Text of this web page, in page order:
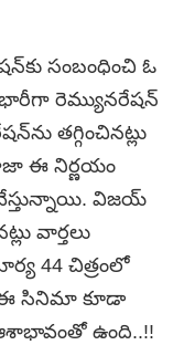
సంబంధించి ఓ
భారీగా రెమ్యునరేషన్‌
తగ్గించినట్లు
ఈ నిర్ణయం
వేస్తున్నాయి. విజయ్‌
వార్తలు
44 చిత్రంలో
ఈ సినిమా కూడా
ఆశాభావంతో ఉంది..!!